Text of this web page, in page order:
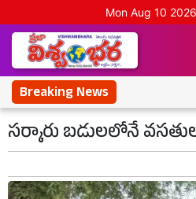
Mon Aug 10
Breaking News
సర్కారు బడులలోనే